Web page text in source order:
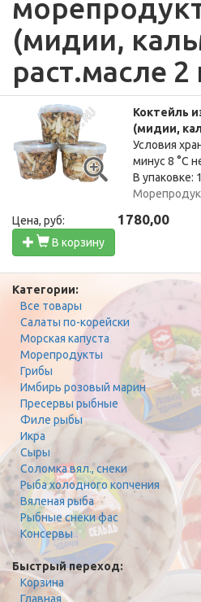
(мидии,
раст.масле 2
Коктейль
(мидии,
Условия
минус 8 °C
В упаковке:
Цена, руб: 1780,00
В корзину
Категории:
Все товары
Салаты по-корейски
Морская капуста
Морепродукты
Грибы
Имбирь розовый марин
Пресервы рыбные
Филе рыбы
Икра
Сыры
Соломка вял., снеки
Рыба холодного копчения
Вяленая рыба
Рыбные снеки фас
Консервы
Быстрый переход:
Корзина
Главная